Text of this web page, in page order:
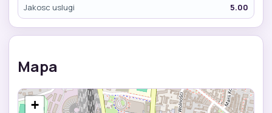
Jakosc uslugi
5.00
Mapa
+